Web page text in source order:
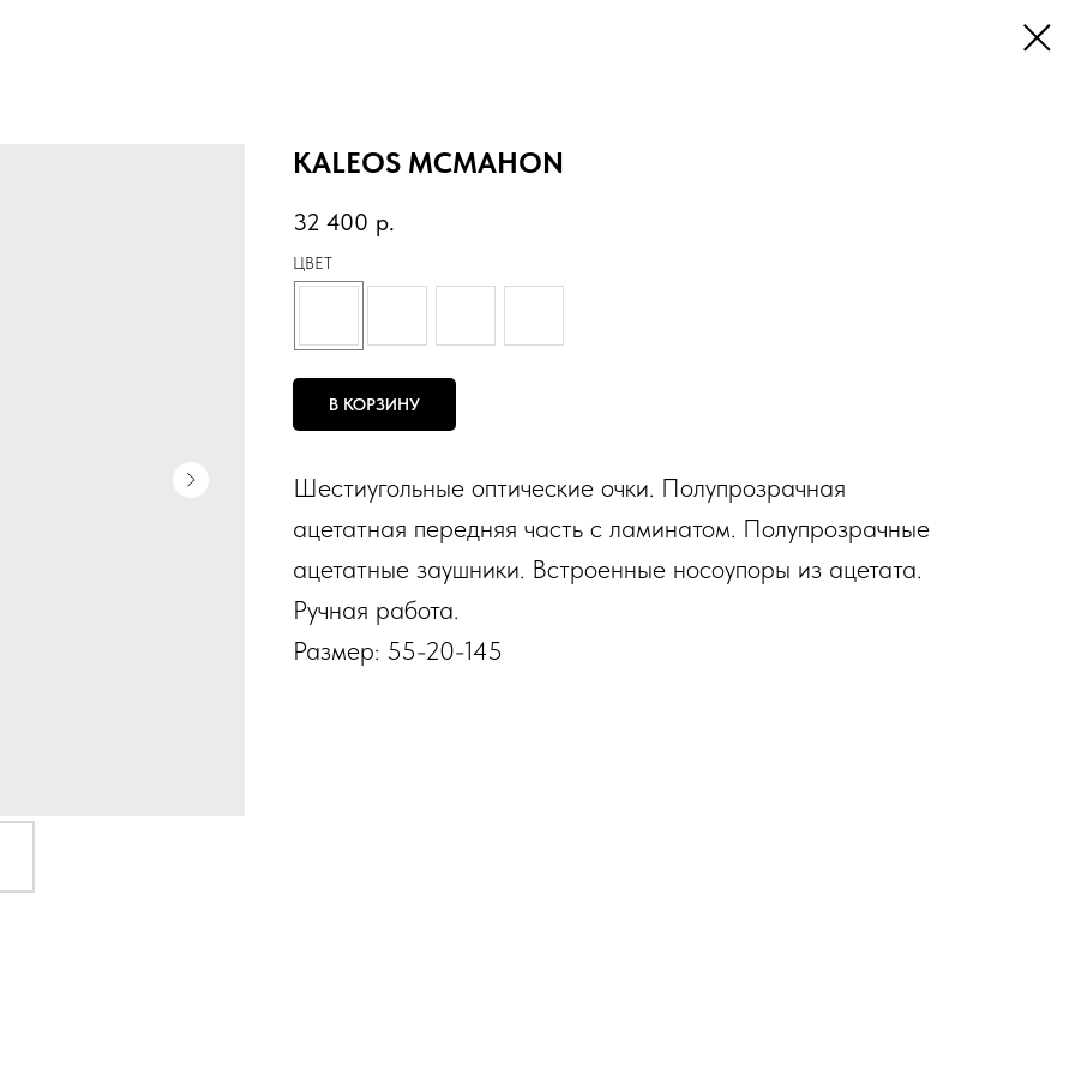
KALEOS MCMAHON
32 400 р.
ЦВЕТ
В КОРЗИНУ
Шестиугольные оптические очки. Полупрозрачная
ацетатная передняя часть с ламинатом. Полупрозрачные
ацетатные заушники. Встроенные носоупоры из ацетата.
Ручная работа.
Размер: 55-20-145